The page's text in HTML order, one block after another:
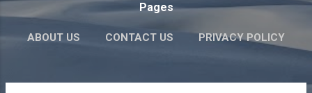
Pages
ABOUT US CONTACT US PRIVACY POLICY